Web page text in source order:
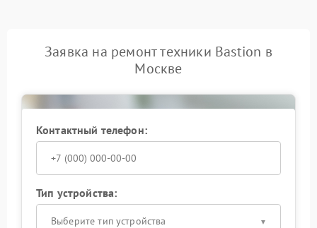
Заявка на ремонт техники Bastion в
Москве
Контактный телефон:
Тип устройства:
Выберите тип устройства